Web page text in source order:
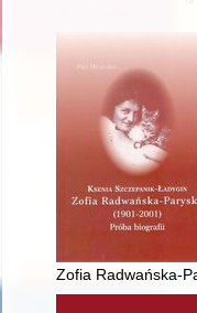
Zofia Radwańska-